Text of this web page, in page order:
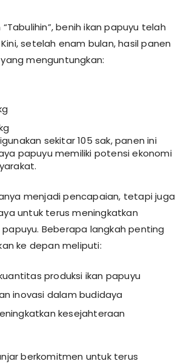
benih ikan papuyu telah
setelah enam bulan, hasil panen
menguntungkan:
sekitar 105 sak, panen ini
papuyu memiliki potensi ekonomi
menjadi pencapaian, tetapi juga
untuk terus meningkatkan
Beberapa langkah penting
ke depan meliputi:
produksi ikan papuyu
inovasi dalam budidaya
kesejahteraan
berkomitmen untuk terus